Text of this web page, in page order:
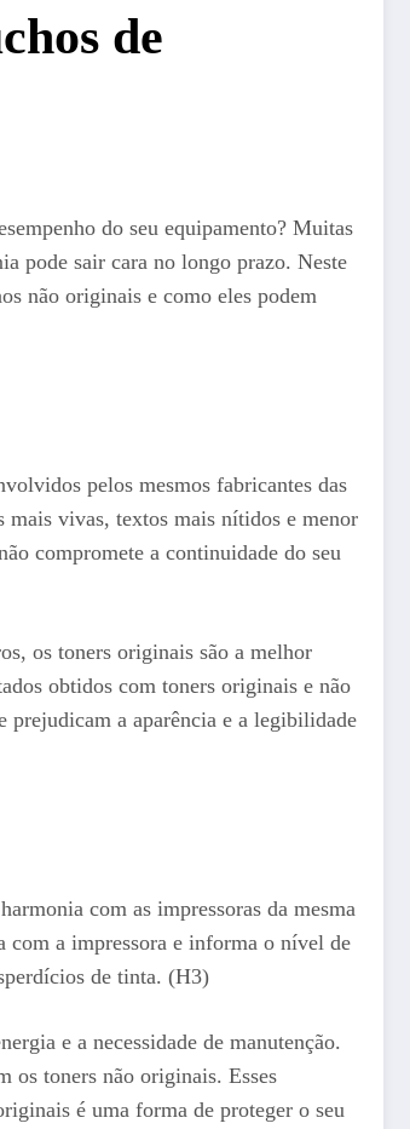
de
do seu equipamento? Muitas
pode sair cara no longo prazo. Neste
não originais e como eles podem
pelos mesmos fabricantes das
mais vivas, textos mais nítidos e menor
compromete a continuidade do seu
os toners originais são a melhor
obtidos com toners originais e não
prejudicam a aparência e a legibilidade
com as impressoras da mesma
com a impressora e informa o nível de
de tinta. (H3)
e a necessidade de manutenção.
os toners não originais. Esses
é uma forma de proteger o seu